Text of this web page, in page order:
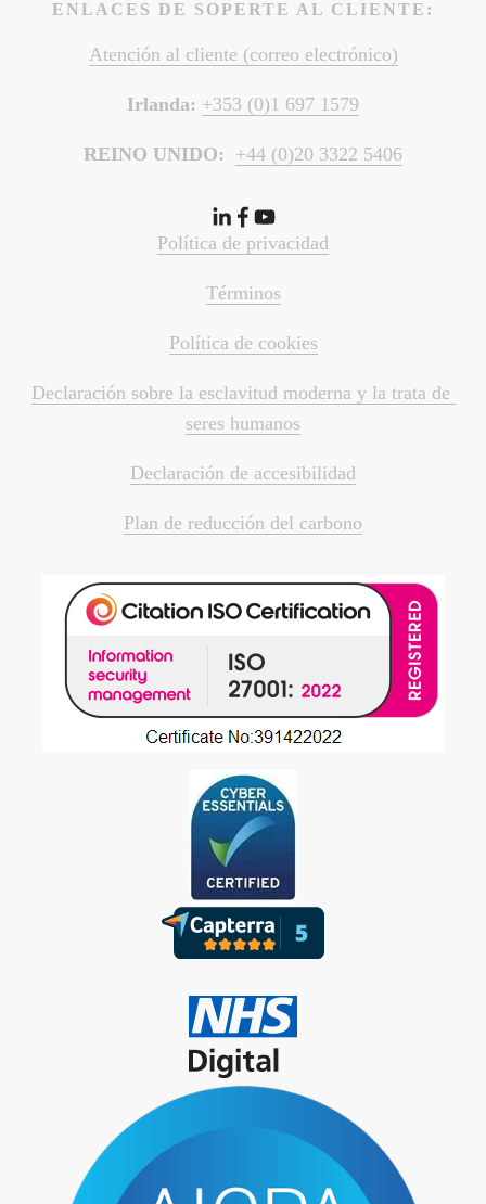
ENLACES DE SOPERTE AL CLIENTE:
Atención al cliente (correo electrónico)
Irlanda: +353 (0)1 697 1579
REINO UNIDO: +44 (0)20 3322 5406
Política de privacidad
Términos
Política de cookies
Declaración sobre la esclavitud moderna y la trata de
seres humanos
Declaración de accesibilidad
Plan de reducción del carbono